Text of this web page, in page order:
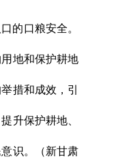
的口粮安全。
地和保护耕地
措和成效，引
升保护耕地、
识。（新甘肃